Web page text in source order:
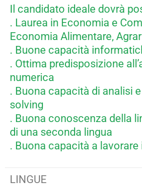
Il candidato ideale dovrà
. Laurea in Economia e
Economia Alimentare,
. Buone capacità
. Ottima predisposizione
numerica
. Buona capacità di analisi
solving
. Buona conoscenza della
di una seconda lingua
. Buona capacità a lavorare
LINGUE